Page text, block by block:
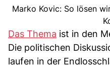
Marko Kovic: So lösen
Das Thema ist in den
Die politischen
laufen in der